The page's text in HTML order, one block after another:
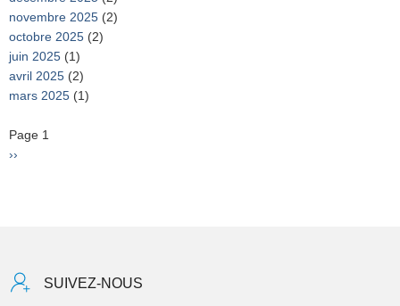
novembre 2025 (2)
octobre 2025 (2)
juin 2025 (1)
avril 2025 (2)
mars 2025 (1)
Pagination
Page 1
Page
››
SUIVEZ-NOUS